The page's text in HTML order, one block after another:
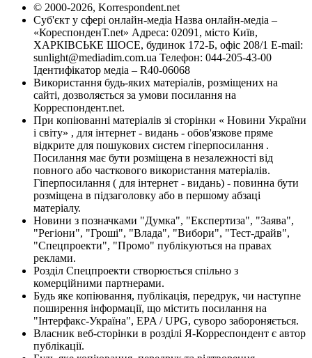
© 2000-2026, Korrespondent.net
Суб'єкт у сфері онлайн-медіа Назва онлайн-медіа –
«КореспонденТ.net» Адреса: 02091, місто Київ,
ХАРКІВСЬКЕ ШОСЕ, будинок 172-Б, офіс 208/1 E-mail:
sunlight@mediadim.com.ua Телефон: 044-205-43-00
Ідентифікатор медіа – R40-06068
Використання будь-яких матеріалів, розміщених на
сайті, дозволяється за умови посилання на
Корреспондент.net.
При копіюванні матеріалів зі сторінки « Новини України
і світу» , для інтернет - видань - обов'язкове пряме
відкрите для пошукових систем гіперпосилання .
Посилання має бути розміщена в незалежності від
повного або часткового використання матеріалів.
Гіперпосилання ( для інтернет - видань) - повинна бути
розміщена в підзаголовку або в першому абзаці
матеріалу.
Новини з позначками "Думка", "Експертиза", "Заява",
"Регіони", "Гроші", "Влада", "Вибори", "Тест-драйв",
"Спецпроекти", "Промо" публікуються на правах
реклами.
Розділ Спецпроекти створюється спільно з
комерційними партнерами.
Будь яке копіювання, публікація, передрук, чи наступне
поширення інформації, що містить посилання на
"Інтерфакс-Україна", EPA / UPG, суворо забороняється.
Власник веб-сторінки в розділі Я-Корреспондент є автор
публікації.